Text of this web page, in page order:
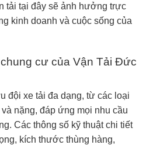
tải tại đây sẽ ảnh hưởng trực
kinh doanh và cuộc sống của
cư của Vận Tải Đức
đội xe tải đa dạng, từ các loại
nặng, đáp ứng mọi nhu cầu
Các thông số kỹ thuật chi tiết
kích thước thùng hàng,